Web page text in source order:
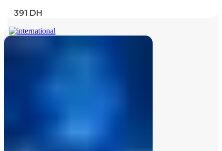
391 DH